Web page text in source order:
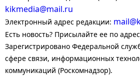
kikmedia@mail.ru
Электронный адрес редакции:
Есть новость? Присылайте ее по
Зарегистрировано Федеральной
сфере связи, информационных
коммуникаций (Роскомнадзор).